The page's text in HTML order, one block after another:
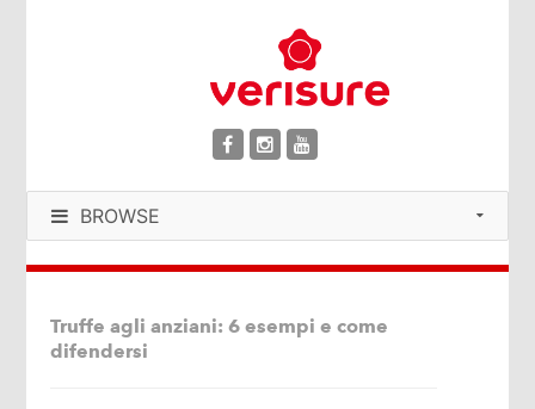
BROWSE
Truffe agli anziani: 6 esempi e come
difendersi